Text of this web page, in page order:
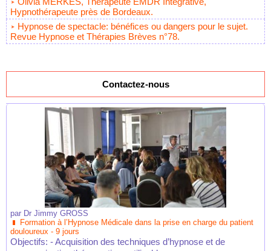
Hypnothérapeute près de Bordeaux.
Hypnose de spectacle: bénéfices ou dangers pour le sujet.
Revue Hypnose et Thérapies Brèves n°78.
Contactez-nous
par Dr Jimmy GROSS
Formation à l’Hypnose Médicale dans la prise en charge du patient
douloureux - 9 jours
Objectifs: - Acquisition des techniques d’hypnose et de